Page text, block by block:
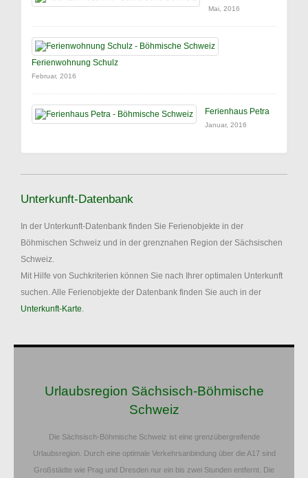
Mai, 2016
Ferienwohnung Schulz
Februar, 2016
Ferienhaus Petra
Januar, 2016
Unterkunft-Datenbank
In der Unterkunft-Datenbank finden Sie Ferienobjekte in der
Böhmischen Schweiz und in der grenznahen Region der Sächsischen
Schweiz.
Mit Hilfe von Suchkriterien können Sie nach Ihrer optimalen Unterkunft
suchen. Alle Ferienobjekte der Datenbank finden Sie auch in der
Unterkunft-Karte.
Urlaubsregion Sächsisch-Böhmische
Schweiz
Die Sächsisch-Böhmische Schweiz ist eine grenzübergreifende
Urlaubsregion. Durch eine optimale Verkehrsanbindung über die A17 sind
Großstädte wie Prag und Dresden nur ein bis zwei Stunden entfernt. Die